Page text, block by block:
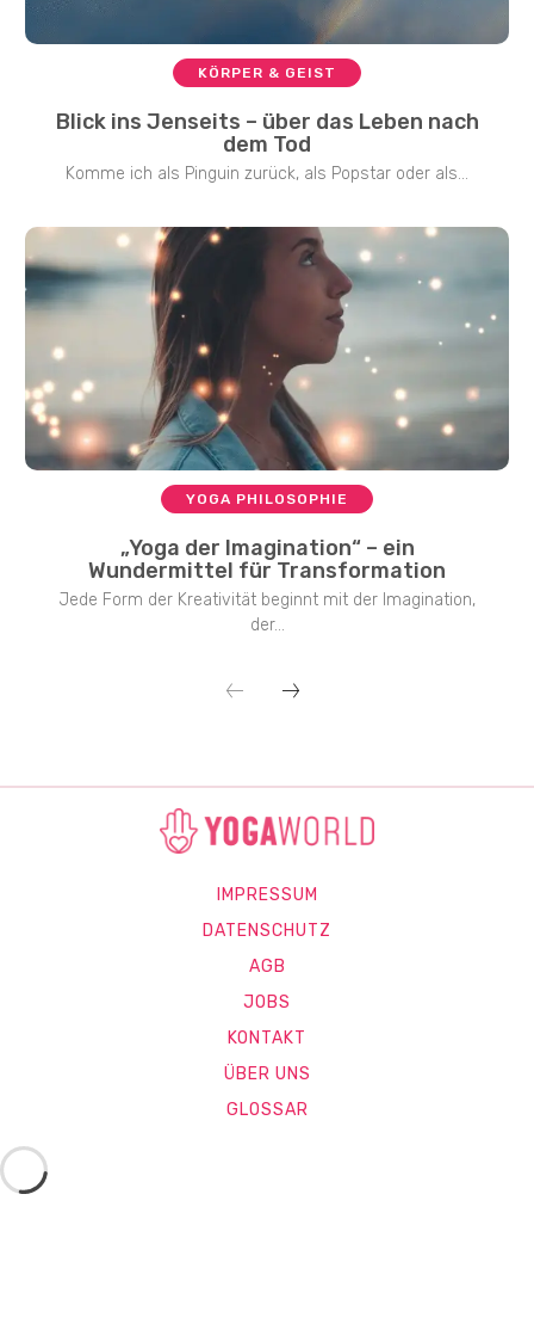
KÖRPER & GEIST
Blick ins Jenseits – über das Leben nach
dem Tod
Komme ich als Pinguin zurück, als Popstar oder als...
YOGA PHILOSOPHIE
„Yoga der Imagination“ – ein
Wundermittel für Transformation
Jede Form der Kreativität beginnt mit der Imagination,
der...
IMPRESSUM
DATENSCHUTZ
AGB
JOBS
KONTAKT
ÜBER UNS
GLOSSAR